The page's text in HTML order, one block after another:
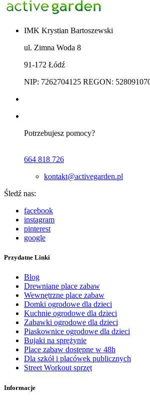
IMK Krystian Bartoszewski
ul. Zimna Woda 8
91-172 Łódź
NIP: 7262704125 REGON:
Potrzebujesz pomocy?
664 818 726
kontakt@activegarden.pl
Śledź nas:
facebook
instagram
pinterest
google
Przydatne Linki
Blog
Drewniane place zabaw
Wewnętrzne place zabaw
Domki ogrodowe dla dzieci
Kuchnie ogrodowe dla dzieci
Zabawki ogrodowe dla dzieci
Piaskownice ogrodowe dla dzieci
Bujaki na sprężynie
Place zabaw dostępne w 48h
Dla szkół i placówek publicznych
Street Workout sprzęt
Informacje